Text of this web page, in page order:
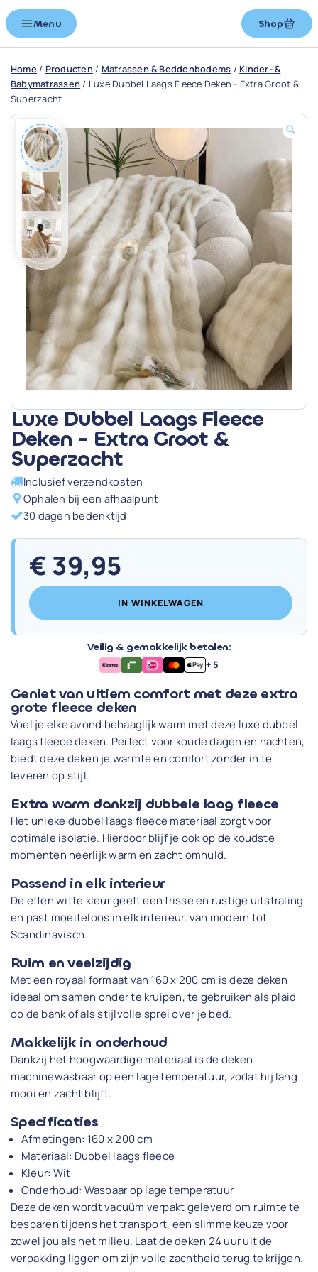
Menu Shop
Home / Producten/ Matrassen & Beddenbodems /Kinder- &
Babymatrassen / Luxe Dubbel Laags Fleece Deken - Extra Groot &
Superzacht
Luxe Dubbel Laags Fleece
Deken - Extra Groot &
Superzacht
Inclusief verzendkosten
Ophalen bij een afhaalpunt
30 dagen bedenktijd
€39,95
IN WINKELWAGEN
Veilig & gemakkelijk betalen:
+ 5
Geniet van ultiem comfort met deze extra
grote fleece deken
Voel je elke avond behaaglijk warm met deze luxe dubbel
laags fleece deken. Perfect voor koude dagen en nachten,
biedt deze deken je warmte en comfort zonder in te
leveren op stijl.
Extra warm dankzij dubbele laag fleece
Het unieke dubbel laags fleece materiaal zorgt voor
optimale isolatie. Hierdoor blijf je ook op de koudste
momenten heerlijk warm en zacht omhuld.
Passend in elk interieur
De effen witte kleur geeft een frisse en rustige uitstraling
en past moeiteloos in elk interieur, van modern tot
Scandinavisch.
Ruim en veelzijdig
Met een royaal formaat van 160 x 200 cm is deze deken
ideaal om samen onder te kruipen, te gebruiken als plaid
op de bank of als stijlvolle sprei over je bed.
Makkelijk in onderhoud
Dankzij het hoogwaardige materiaal is de deken
machinewasbaar op een lage temperatuur, zodat hij lang
mooi en zacht blijft.
Specificaties
Afmetingen: 160 x 200 cm
Materiaal: Dubbel laags fleece
Kleur: Wit
Onderhoud: Wasbaar op lage temperatuur
Deze deken wordt vacuüm verpakt geleverd om ruimte te
besparen tijdens het transport, een slimme keuze voor
zowel jou als het milieu. Laat de deken 24 uur uit de
verpakking liggen om zijn volle zachtheid terug te krijgen.